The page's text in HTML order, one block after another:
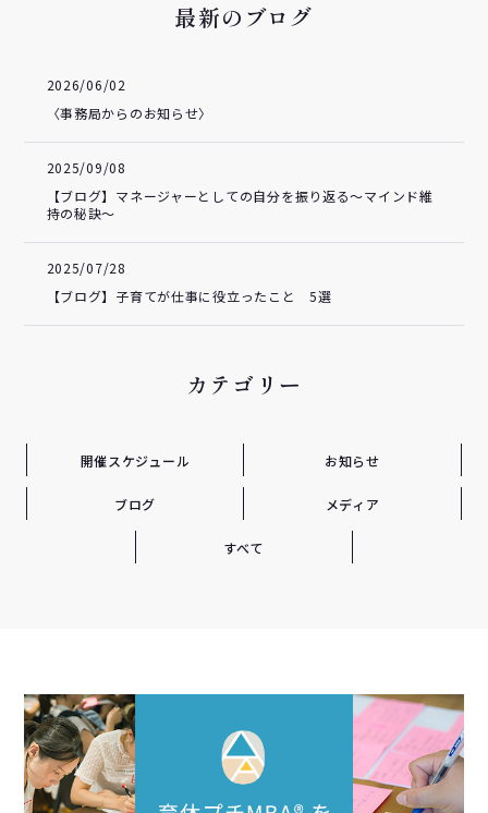
最新のブログ
2026/06/02
〈事務局からのお知らせ〉
2025/09/08
【ブログ】マネージャーとしての自分を振り返る～マインド維
持の秘訣～
2025/07/28
【ブログ】子育てが仕事に役立ったこと 5選
カテゴリー
開催スケジュール お知らせ
ブログ メディア
すべて